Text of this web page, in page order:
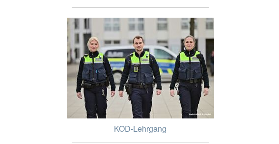
KOD-Lehrgang